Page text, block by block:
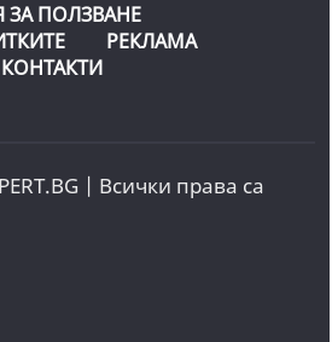
ЗА ПОЛЗВАНЕ
РЕКЛАМА
КОНТАКТИ
| Всички права са